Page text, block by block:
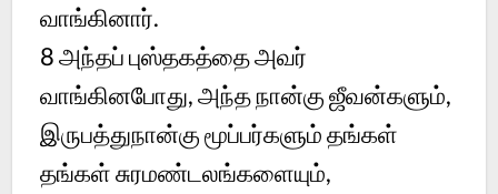
வாங்கினார்.
8அந்தப் புஸ்தகத்தை அவர்
வாங்கினபோது, அந்த நான்கு ஜீவன்களும்,
இருபத்துநான்கு மூப்பர்களும் தங்கள்
தங்கள் சுரமண்டலங்களையும்,